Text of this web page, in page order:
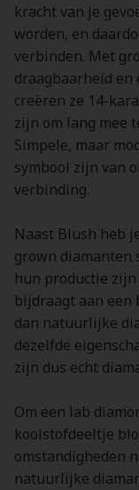
kracht van je
worden, en
verbinden. Met
draagbaarheid
creëren ze 14-
zijn om lang mee
Simpele, maar
symbool zijn van
verbinding.
Naast Blush heb
grown diamanten
hun productie
bijdraagt aan een
dan natuurlijke
dezelfde
zijn dus echt
Om een lab
koolstofdeeltje
omstandigheden
natuurlijke